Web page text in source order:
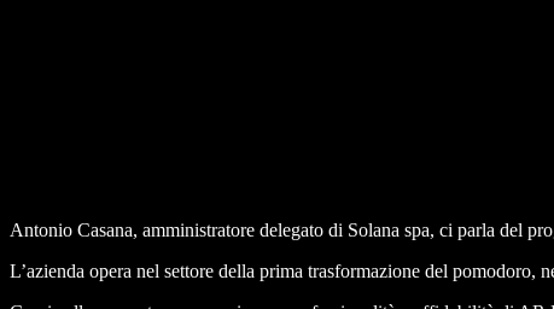
Antonio Casana, amministratore delegato di Solana spa, ci parla del
L’azienda opera nel settore della prima trasformazione del pomodoro,